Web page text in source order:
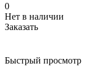
0
Нет в наличии
Заказать
Быстрый просмотр